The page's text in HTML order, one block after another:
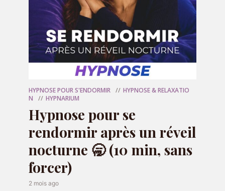
problématique en particulier ou
approfondir le travail que vous
avez déjà commencé avec le
podcast ? Alors je vous invite à
réserver une séance pour qu'on aille
plus loin ensemble :
RÉSERVER MA SÉANCE
HYPNOSE POUR S'ENDORMIR
HYPNOSE & RELAXATIO
N
HYPNARIUM
Hypnose pour se
rendormir après un réveil
nocturne 🥱 (10 min, sans
forcer)
2 mois ago